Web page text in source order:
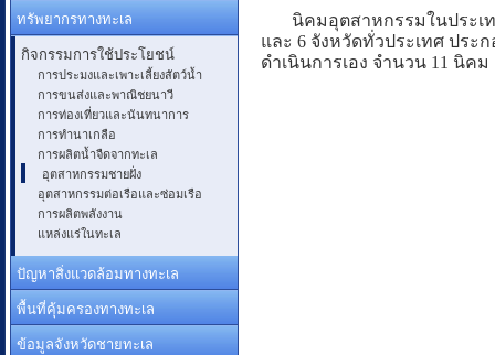
ทรัพยากรทางทะเล
กิจกรรมการใช้ประโยชน์
การประมงและเพาะเลี้ยงสัตว์น้ำ
การขนส่งและพาณิชยนาวี
การท่องเที่ยวและนันทนาการ
การทำนาเกลือ
การผลิตน้ำจืดจากทะเล
อุตสาหกรรมชายฝั่ง
อุตสาหกรรมต่อเรือและซ่อมเรือ
การผลิตพลังงาน
แหล่งแร่ในทะเล
ปัญหาสิ่งแวดล้อมทางทะเล
พื้นที่คุ้มครองทางทะเล
ข้อมูลจังหวัดชายทะเล
นิคมอุตสาหกรรมในประเทศ
และ 6 จังหวัดทั่วประเทศ ปร
ดำเนินการเอง จำนวน 11 นิ